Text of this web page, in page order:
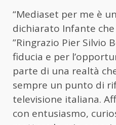
“Mediaset per me è
dichiarato Infante
”Ringrazio Pier Silvio
fiducia e per
parte di una realtà
sempre un punto di
televisione italiana.
con entusiasmo,